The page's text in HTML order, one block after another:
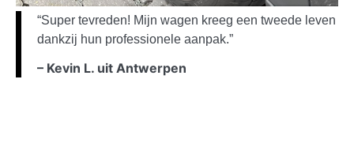
“Super tevreden! Mijn wagen kreeg een tweede leven
dankzij hun professionele aanpak.”
– Kevin L. uit Antwerpen